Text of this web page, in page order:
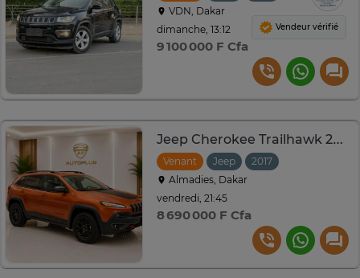
VDN, Dakar
dimanche, 13:12
9 100 000 F Cfa
Vendeur vérifié
Jeep Cherokee Trailhawk 2017
Venant Jeep 2017
Almadies, Dakar
vendredi, 21:45
8 690 000 F Cfa